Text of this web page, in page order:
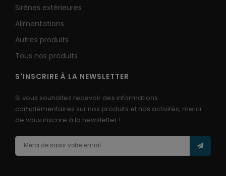
Sirènes extérieures
Alimentations
Autres produits
Tous nos produits
S'INSCRIRE À LA NEWSLETTER
Si vous souhaitez recevoir des informations
complémentaires sur nos produits et nos activités, merci
de vous inscrire à la newsletter !